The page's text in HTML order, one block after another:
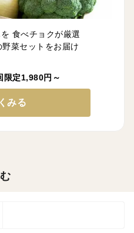
食べチョクが厳選
菜セットをお届け
限定1,980円～
みる